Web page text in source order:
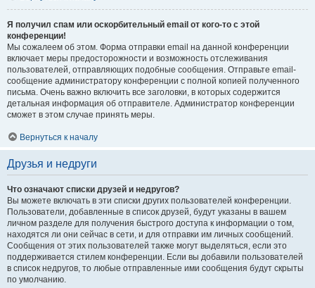
Я получил спам или оскорбительный email от кого-то с этой
конференции!
Мы сожалеем об этом. Форма отправки email на данной конференции
включает меры предосторожности и возможность отслеживания
пользователей, отправляющих подобные сообщения. Отправьте email-
сообщение администратору конференции с полной копией полученного
письма. Очень важно включить все заголовки, в которых содержится
детальная информация об отправителе. Администратор конференции
сможет в этом случае принять меры.
Вернуться к началу
Друзья и недруги
Что означают списки друзей и недругов?
Вы можете включать в эти списки других пользователей конференции.
Пользователи, добавленные в список друзей, будут указаны в вашем
личном разделе для получения быстрого доступа к информации о том,
находятся ли они сейчас в сети, и для отправки им личных сообщений.
Сообщения от этих пользователей также могут выделяться, если это
поддерживается стилем конференции. Если вы добавили пользователей
в список недругов, то любые отправленные ими сообщения будут скрыты
по умолчанию.